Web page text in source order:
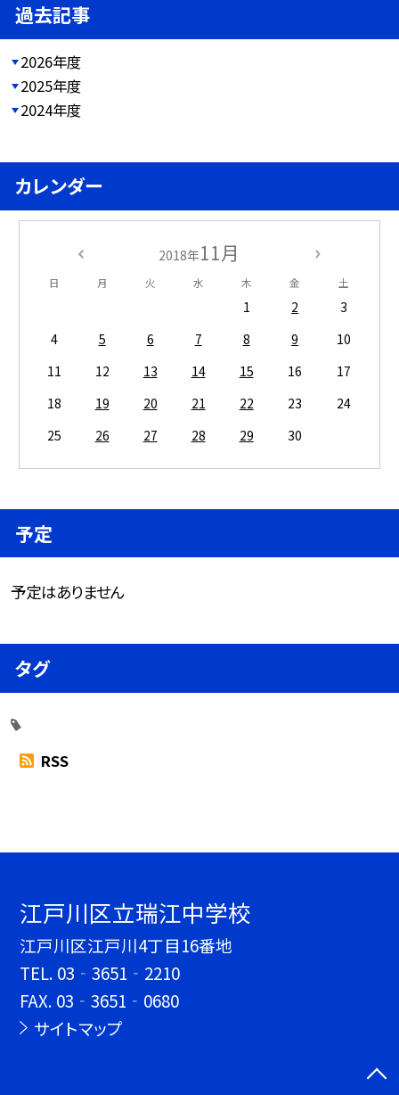
過去記事
2026年度
2025年度
2024年度
カレンダー
2018年11月
日 月 火 水 木 金 土
1 2
3
4
5 6 7 8 9
10
11
12 13 14 15 16
17
18
19 20 21 22 23
24
25
26 27 28 29 30
予定
予定はありません
タグ
RSS
江戸川区立瑞江中学校
江戸川区江戸川4丁目16番地
TEL. 03‐3651‐2210
FAX. 03‐3651‐0680
サイトマップ